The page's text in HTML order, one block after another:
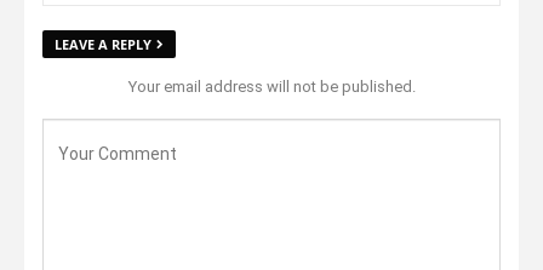
LEAVE A REPLY
Your email address will not be published.